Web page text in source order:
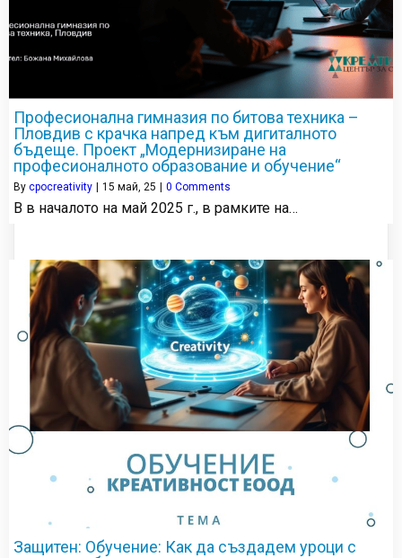
Професионална гимназия по битова техника –
Пловдив с крачка напред към дигиталното
бъдеще. Проект „Модернизиране на
професионалното образование и обучение“
By cpocreativity | 15 май, 25 | 0 Comments
В в началото на май 2025 г., в рамките на…
Защитен: Обучение: Как да създадем уроци с